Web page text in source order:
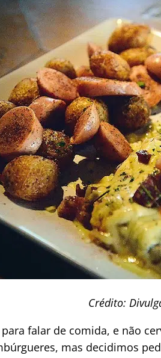
Crédito:
falar de comida, e não
mas decidimos